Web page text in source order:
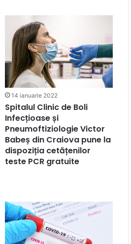
14 ianuarie 2022
Spitalul Clinic de Boli
Infecțioase și
Pneumoftiziologie Victor
Babeș din Craiova pune la
dispoziția cetățenilor
teste PCR gratuite